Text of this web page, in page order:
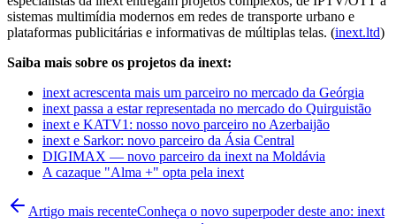
sistemas multimídia modernos em redes de transporte urbano e
plataformas publicitárias e informativas de múltiplas telas. (inext.ltd)
Saiba mais sobre os projetos da inext:
inext acrescenta mais um parceiro no mercado da Geórgia
inext passa a estar representada no mercado do Quirguistão
inext e KATV1: nosso novo parceiro no Azerbaijão
inext e Sarkor: novo parceiro da Ásia Central
DIGIMAX — novo parceiro da inext na Moldávia
A cazaque "Alma +" opta pela inext
Artigo mais recenteConheça o novo superpoder deste ano: inext